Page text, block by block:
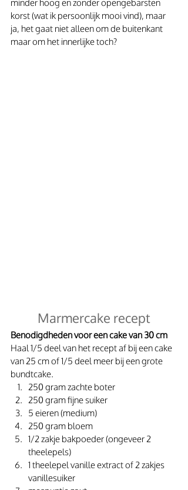
minder hoog en zonder opengebarsten
korst (wat ik persoonlijk mooi vind), maar
ja, het gaat niet alleen om de buitenkant
maar om het innerlijke toch?
Marmercake recept
Benodigdheden voor een cake van 30 cm
Haal 1/5 deel van het recept af bij een cake
van 25 cm of 1/5 deel meer bij een grote
bundtcake.
250 gram zachte boter
250 gram fijne suiker
5 eieren (medium)
250 gram bloem
1/2 zakje bakpoeder (ongeveer 2
theelepels)
1 theelepel vanille extract of 2 zakjes
vanillesuiker